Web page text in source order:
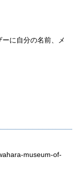
に自分の名前、メ
museum-of-